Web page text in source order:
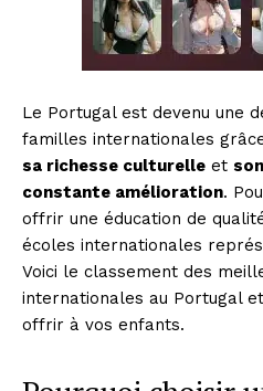
Le Portugal est devenu une
familles internationales
sa richesse culturelle et
constante amélioration.
offrir une éducation de
écoles internationales
Voici le classement des
internationales au Portugal
offrir à vos enfants.